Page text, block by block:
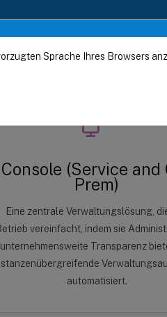
Console (Service and
Prem)
Eine zentrale Verwaltungslösung,
vereinfacht, indem sie
unternehmensweite Transparenz
automatisiert.
Sprache Ihres Browsers